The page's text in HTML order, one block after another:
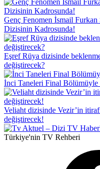
Genç Fenomen İsmail Furkan
Dizisinin Kadrosunda!
Eşref Rüya dizisinde
değiştirecek?
İnci Taneleri Final
Veliaht dizisinde Vezir’in
değiştirecek!
Türkiye'nin TV Rehberi